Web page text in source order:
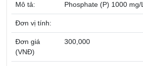
Mô tả: Phosphate (P) 1000 mg/L
Đơn vị tính:
Đơn giá
(VNĐ)
300,000